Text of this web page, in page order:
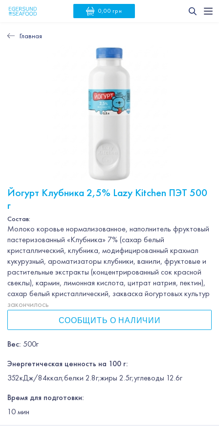
0,00 грн
Главная
Йогурт Клубника 2,5% Lazy Kitchen ПЭТ 500
г
Состав:
Молоко коровье нормализованное, наполнитель фруктовый
пастеризованный «Клубника» 7% (сахар белый
кристаллический, клубника, модифицированный крахмал
кукурузный, ароматизаторы клубники, ванили, фруктовые и
растительные экстракты (концентрированный сок красной
свеклы), кармин, лимонная кислота, цитрат натрия, пектин),
сахар белый кристаллический, закваска йогуртовых культур
Вес: 500г
Энергетическая ценность на 100 г:
352кДж/84ккал;белки 2.8г;жиры 2.5г;углеводы 12.6г
Время для подготовки:
10мин
закончилось
СООБЩИТЬ О НАЛИЧИИ